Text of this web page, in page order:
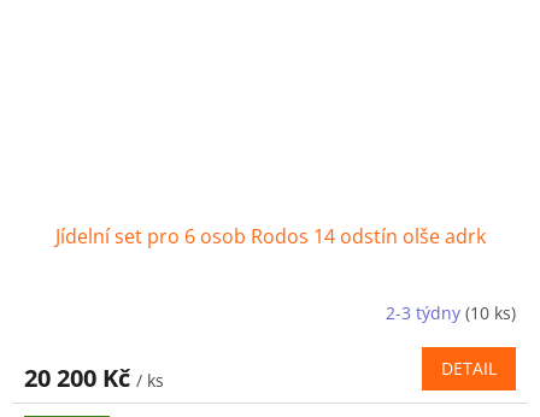
Jídelní set pro 6 osob Rodos 14 odstín olše adrk
2-3 týdny (10 ks)
20 200 Kč / ks
DETAIL